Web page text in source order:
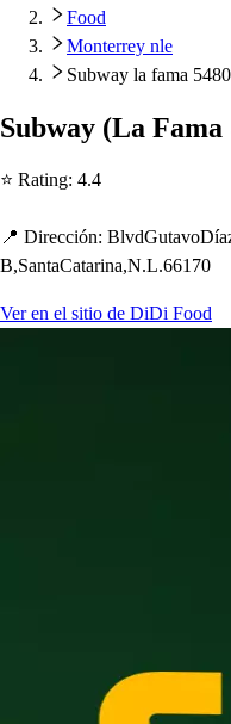
Food
Monterrey nle
Subway la fama
Subway (La Fama
⭐ Rating: 4.4
📍 Dirección: BlvdGut
B,SantaCatarina,N.L.66170
Ver en el sitio de DiDi Food